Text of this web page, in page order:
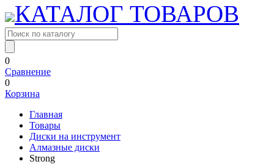
КАТАЛОГ ТОВАРОВ
0
Сравнение
0
Корзина
Главная
Товары
Диски на инструмент
Алмазные диски
Strong